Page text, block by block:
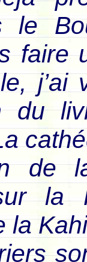
le
faire
j’ai
du
de
la
la